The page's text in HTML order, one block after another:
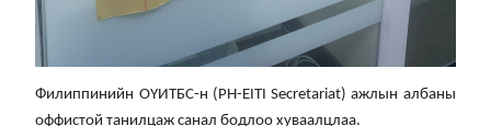
Филиппинийн ОҮИТБС-н (PH-EITI Secretariat) ажлын албаны
оффистой танилцаж санал бодлоо хуваалцлаа.